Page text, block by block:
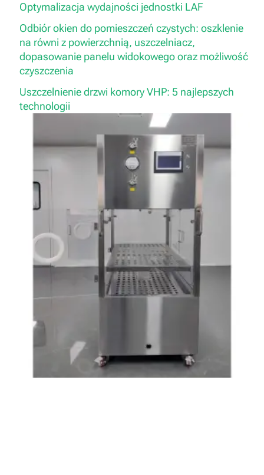
Optymalizacja wydajności jednostki LAF
Odbiór okien do pomieszczeń czystych: oszklenie
na równi z powierzchnią, uszczelniacz,
dopasowanie panelu widokowego oraz możliwość
czyszczenia
Uszczelnienie drzwi komory VHP: 5 najlepszych
technologii